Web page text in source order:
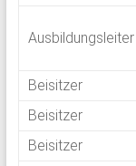
Ausbildungsleiter
Beisitzer
Beisitzer
Beisitzer